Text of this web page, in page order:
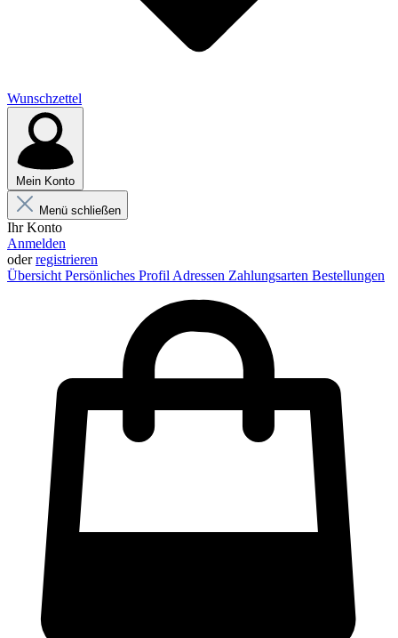
Wunschzettel
Mein Konto
Menü schließen
Ihr Konto
Anmelden
oderregistrieren
Übersicht Persönliches Profil Adressen Zahlungsarten Bestellungen